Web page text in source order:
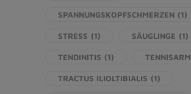
SPANNUNGSKOPFSCHMERZEN (1)
STRESS (1) SÄUGLINGE (1)
TENDINITIS (1) TENNISARM
TRACTUS ILIOLTIBIALIS (1)